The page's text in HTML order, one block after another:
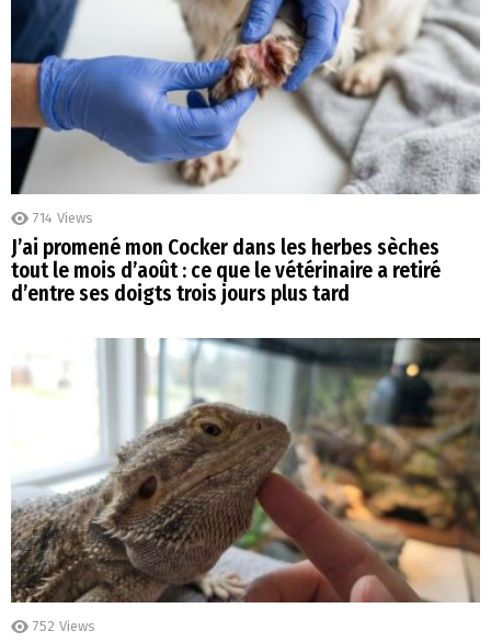
714 Views
J’ai promené mon Cocker dans les herbes sèches
tout le mois d’août : ce que le vétérinaire a retiré
d’entre ses doigts trois jours plus tard
752 Views